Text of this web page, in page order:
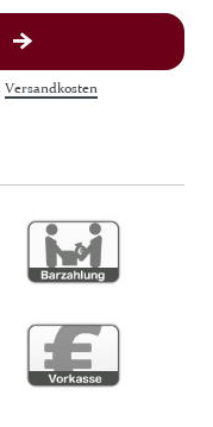
Versandkosten